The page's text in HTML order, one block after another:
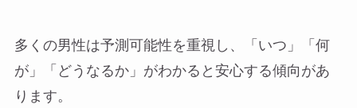
多くの男性は予測可能性を重視し、「いつ」「何
が」「どうなるか」がわかると安心する傾向があ
ります。